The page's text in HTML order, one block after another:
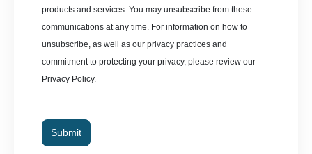
products and services. You may unsubscribe from these
communications at any time. For information on how to
unsubscribe, as well as our privacy practices and
commitment to protecting your privacy, please review our
Privacy Policy.
Submit